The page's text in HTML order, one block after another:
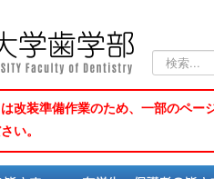
索...
改装準備作業のため、一部のペ
い。